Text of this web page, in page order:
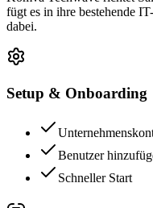
fügt es in ihre bestehende
dabei.
Setup & Onboarding
Benutzer
Schneller Start